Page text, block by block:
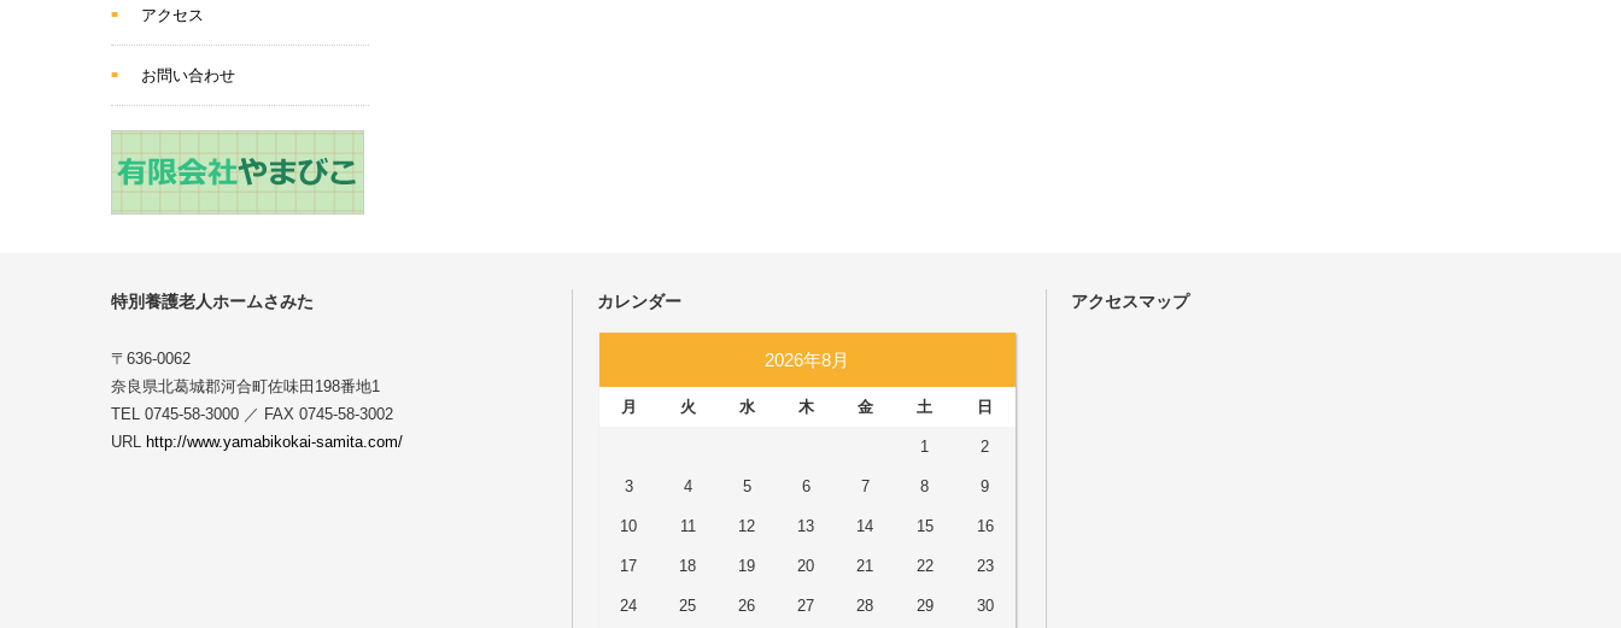
アクセス
お問い合わせ
特別養護老人ホームさみた
〒636-0062
奈良県北葛城郡河合町佐味田198番地1
TEL 0745-58-3000 ／ FAX 0745-58-3002
URL http://www.yamabikokai-samita.com/
カレンダー
2026年8月
月 火 水 木 金 土 日
1 2
3 4 5 6 7 8 9
10 11 12 13 14 15 16
17 18 19 20 21 22 23
24 25 26 27 28 29 30
アクセスマップ